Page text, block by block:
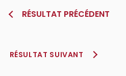
RÉSULTAT PRÉCÉDENT
RÉSULTAT SUIVANT